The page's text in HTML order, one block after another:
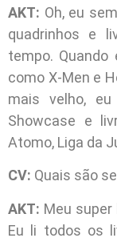
AKT: Oh, eu
quadrinhos e
tempo. Quando
como X-Men e
mais velho,
Showcase e
Atomo, Liga da
CV: Quais são
AKT: Meu
Eu li todos os